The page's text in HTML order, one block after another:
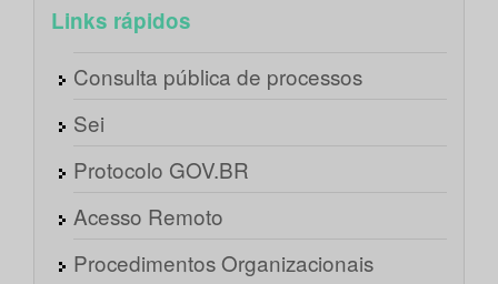
Links rápidos
Consulta pública de processos
Sei
Protocolo GOV.BR
Acesso Remoto
Procedimentos Organizacionais